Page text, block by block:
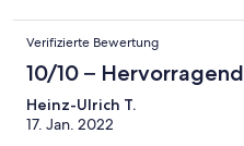
Verifizierte Bewertung
10/10 – Hervorragend
Heinz-Ulrich T.
17. Jan. 2022